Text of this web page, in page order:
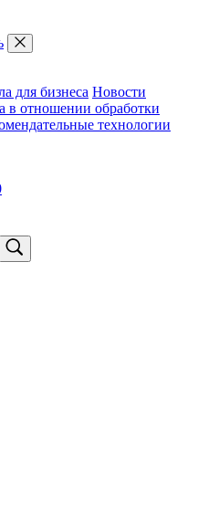
для бизнеса Новости
в отношении обработки
технологии